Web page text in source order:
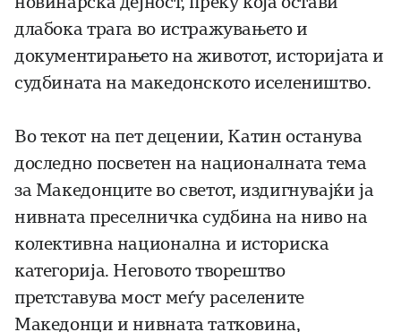
длабока трага во истражувањето и
документирањето на животот, историјата и
судбината на македонското иселеништво.
Во текот на пет децении, Катин останува
доследно посветен на националната тема
за Македонците во светот, издигнувајќи ја
нивната преселничка судбина на ниво на
колективна национална и историска
категорија. Неговото творештво
претставува мост меѓу раселените
Македонци и нивната татковина,